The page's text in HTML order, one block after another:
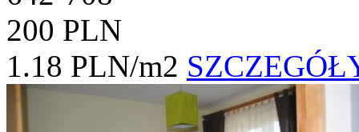
200 PLN
1.18 PLN/m2